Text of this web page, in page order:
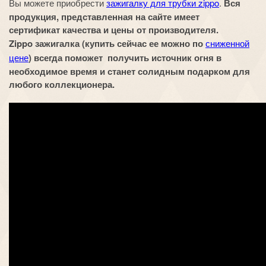
Вы можете приобрестизажигалку для трубки zippo. Вся
продукция, представленная на сайте имеет
сертификат качества и цены от производителя.
Zippo зажигалка (купить сейчас ее можно посниженной
цене) всегда поможет получить источник огня в
необходимое время и станет солидным подарком для
любого коллекционера.